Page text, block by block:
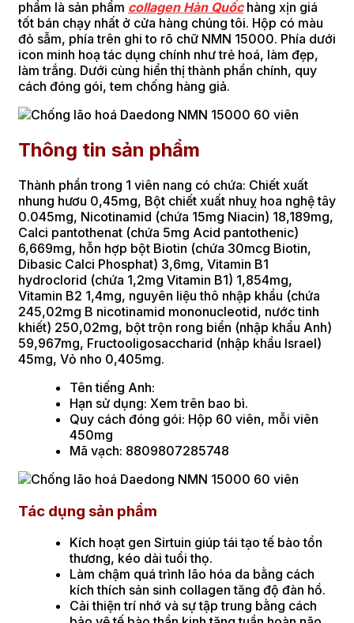
phẩm là sản phẩm collagen Hàn Quốchàng xịn giá
tốt bán chạy nhất ở cửa hàng chúng tôi. Hộp có màu
đỏ sẫm, phía trên ghi to rõ chữ NMN 15000. Phía dưới
icon minh hoạ tác dụng chính như trẻ hoá, làm đẹp,
làm trắng. Dưới cùng hiển thị thành phần chính, quy
cách đóng gói, tem chống hàng giả.
Thông tin sản phẩm
Thành phần trong 1 viên nang có chứa: Chiết xuất
nhung hươu 0,45mg, Bột chiết xuất nhuỵ hoa nghệ tây
0.045mg, Nicotinamid (chứa 15mg Niacin) 18,189mg,
Calci pantothenat (chứa 5mg Acid pantothenic)
6,669mg, hỗn hợp bột Biotin (chứa 30mcg Biotin,
Dibasic Calci Phosphat) 3,6mg, Vitamin B1
hydroclorid (chứa 1,2mg Vitamin B1) 1,854mg,
Vitamin B2 1,4mg, nguyên liệu thô nhập khẩu (chứa
245,02mg B nicotinamid mononucleotid, nước tinh
khiết) 250,02mg, bột trộn rong biển (nhập khẩu Anh)
59,967mg, Fructooligosaccharid (nhập khẩu Israel)
45mg, Vỏ nho 0,405mg.
Tên tiếng Anh:
Hạn sử dụng: Xem trên bao bì.
Quy cách đóng gói: Hộp 60 viên, mỗi viên
450mg
Mã vạch: 8809807285748
Tác dụng sản phẩm
Kích hoạt gen Sirtuin giúp tái tạo tế bào tổn
thương, kéo dài tuổi thọ.
Làm chậm quá trình lão hóa da bằng cách
kích thích sản sinh collagen tăng độ đàn hồ.
Cải thiện trí nhớ và sự tập trung bằng cách